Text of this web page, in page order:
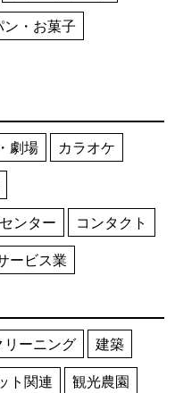
ン・お菓子
劇場
カラオケ
ンター
コンタクト
ービス業
リーニング
建築
ト関連
観光農園